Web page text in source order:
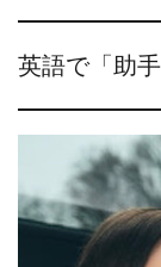
英語で「助